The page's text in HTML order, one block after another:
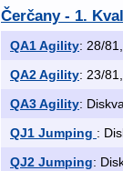
Čerčany - 1.
QA1 Agility: 28/
QA2 Agility: 23/
QA3 Agility:
QJ1 Jumping :
QJ2 Jumping: